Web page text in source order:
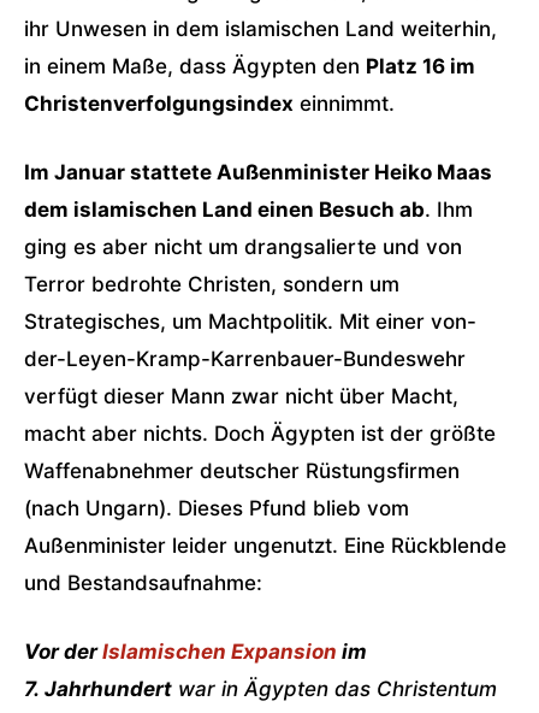
ihr Unwesen in dem islamischen Land weiterhin,
in einem Maße, dass Ägypten den Platz 16 im
Christenverfolgungsindex einnimmt.
Im Januar stattete Außenminister Heiko Maas
dem islamischen Land einen Besuch ab. Ihm
ging es aber nicht um drangsalierte und von
Terror bedrohte Christen, sondern um
Strategisches, um Machtpolitik. Mit einer von-
der-Leyen-Kramp-Karrenbauer-Bundeswehr
verfügt dieser Mann zwar nicht über Macht,
macht aber nichts. Doch Ägypten ist der größte
Waffenabnehmer deutscher Rüstungsfirmen
(nach Ungarn). Dieses Pfund blieb vom
Außenminister leider ungenutzt. Eine Rückblende
und Bestandsaufnahme:
Vor derIslamischen Expansion im
7. Jahrhundert war in Ägypten das Christentum